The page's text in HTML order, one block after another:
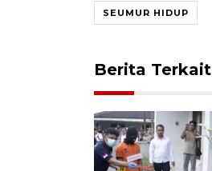
SEUMUR HIDUP
Berita Terkait